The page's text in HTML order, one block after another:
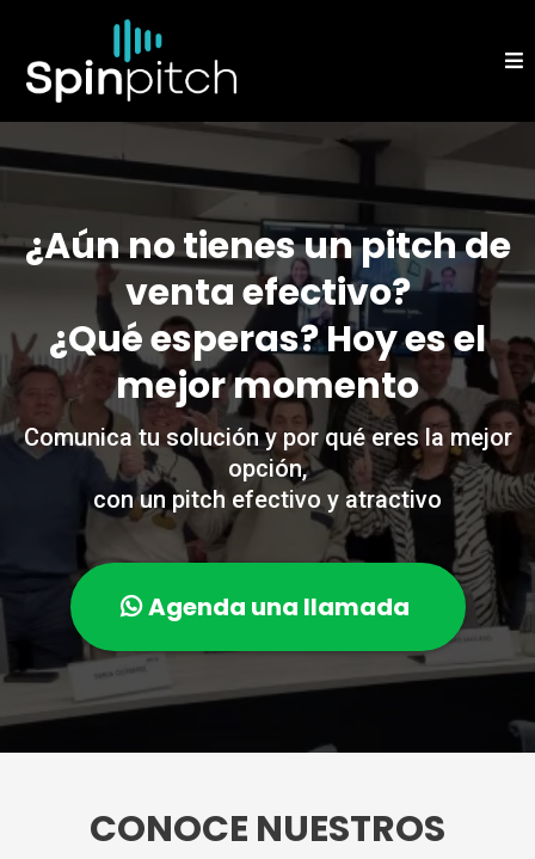
¿Aún no tienes un pitch de
venta efectivo?
¿Qué esperas? Hoy es el
mejor momento
Comunica tu solución y por qué eres la mejor
opción,
con un pitch efectivo y atractivo
Agenda una llamada
CONOCE NUESTROS